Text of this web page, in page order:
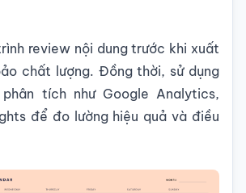
review nội dung trước khi xuất
chất lượng. Đồng thời, sử dụng
tích như Google Analytics,
để đo lường hiệu quả và điều